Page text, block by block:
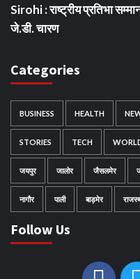
Sirohi : राष्ट्रीय प्रतिभा
जे.डी. चारण
Categories
BUSINESS HEALTH
STORIES TECH
जयपुर जालोर जैसलमेर
नागौर पाली बाड़मेर
Follow Us